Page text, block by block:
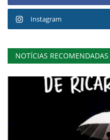
Instagram
NOTÍCIAS RECOMENDADAS